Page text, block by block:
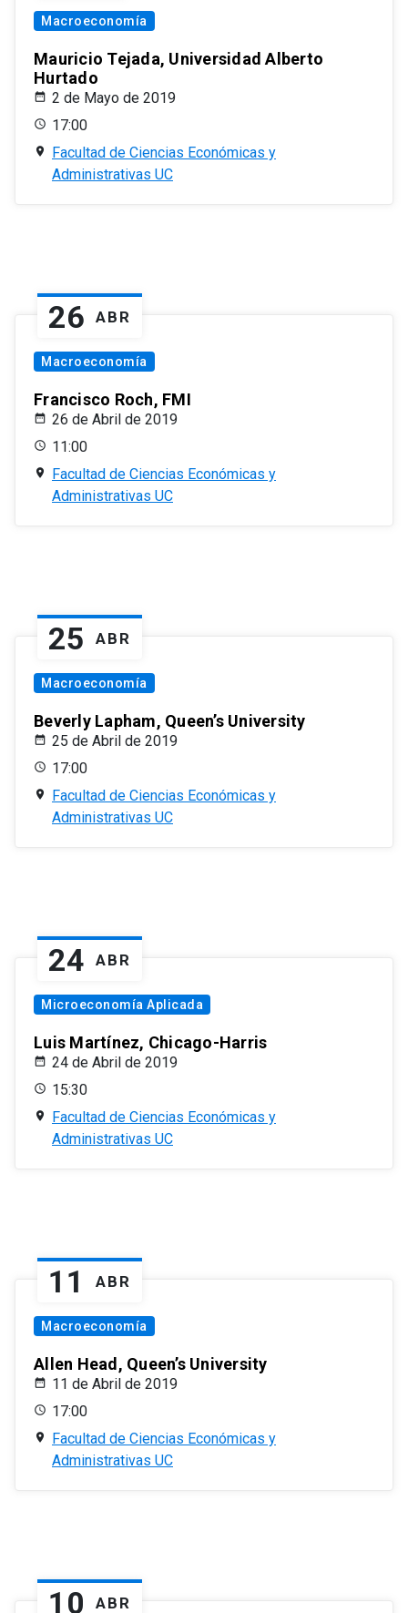
Macroeconomía
Mauricio Tejada, Universidad Alberto
Hurtado
2 de Mayo de 2019
17:00
Facultad de Ciencias Económicas y
Administrativas UC
26 ABR
Macroeconomía
Francisco Roch, FMI
26 de Abril de 2019
11:00
Facultad de Ciencias Económicas y
Administrativas UC
25 ABR
Macroeconomía
Beverly Lapham, Queen’s University
25 de Abril de 2019
17:00
Facultad de Ciencias Económicas y
Administrativas UC
24 ABR
Microeconomía Aplicada
Luis Martínez, Chicago-Harris
24 de Abril de 2019
15:30
Facultad de Ciencias Económicas y
Administrativas UC
11 ABR
Macroeconomía
Allen Head, Queen’s University
11 de Abril de 2019
17:00
Facultad de Ciencias Económicas y
Administrativas UC
10 ABR